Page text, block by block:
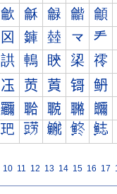
龡 龢 龣 龤 龥
龱 龲 龳 龴 龵
鿁 鿂 鿃 鿄 鿅
鿑 鿒 鿓 鿔 鿕
鿡 鿢 鿣 鿤 鿥
鿱 鿲 鿳 鿴 鿵
10 11 12 13 14 15 16 17